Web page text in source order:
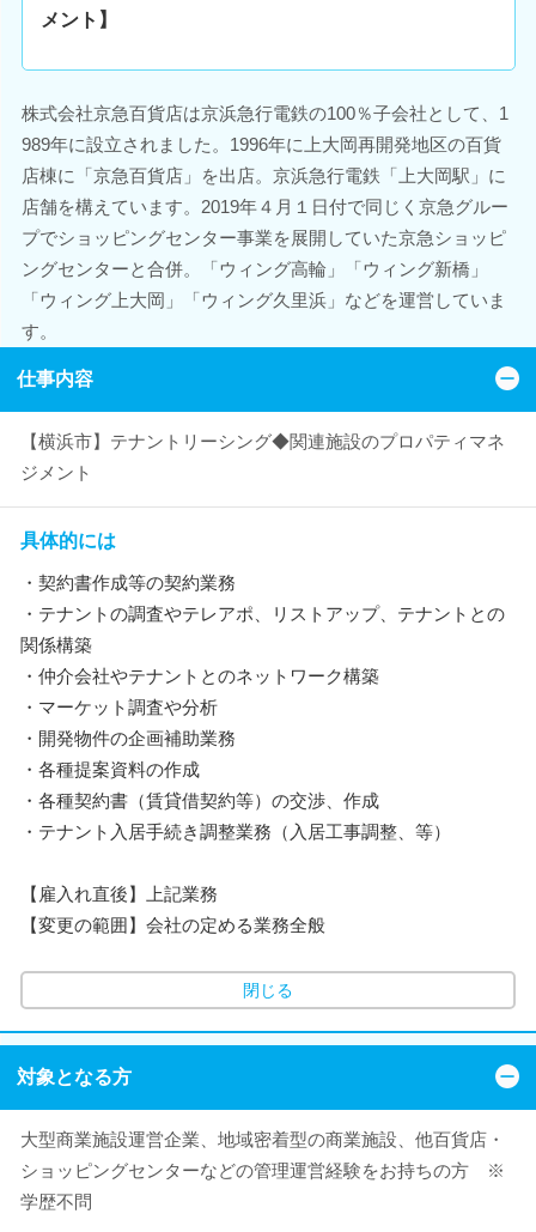
メント】
株式会社京急百貨店は京浜急行電鉄の100％子会社として、1
989年に設立されました。1996年に上大岡再開発地区の百貨
店棟に「京急百貨店」を出店。京浜急行電鉄「上大岡駅」に
店舗を構えています。2019年４月１日付で同じく京急グルー
プでショッピングセンター事業を展開していた京急ショッピ
ングセンターと合併。「ウィング高輪」「ウィング新橋」
「ウィング上大岡」「ウィング久里浜」などを運営していま
す。
仕事内容
【横浜市】テナントリーシング◆関連施設のプロパティマネ
ジメント
具体的には
・契約書作成等の契約業務
・テナントの調査やテレアポ、リストアップ、テナントとの
関係構築
・仲介会社やテナントとのネットワーク構築
・マーケット調査や分析
・開発物件の企画補助業務
・各種提案資料の作成
・各種契約書（賃貸借契約等）の交渉、作成
・テナント入居手続き調整業務（入居工事調整、等）
【雇入れ直後】上記業務
【変更の範囲】会社の定める業務全般
閉じる
対象となる方
大型商業施設運営企業、地域密着型の商業施設、他百貨店・
ショッピングセンターなどの管理運営経験をお持ちの方 ※
学歴不問